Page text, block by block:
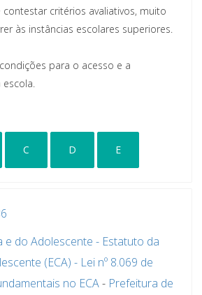
critérios avaliativos, muito
às instâncias escolares superiores.
para o acesso e a
C D E
e do Adolescente - Estatuto da
(ECA) - Lei nº 8.069 de
no ECA- Prefeitura de